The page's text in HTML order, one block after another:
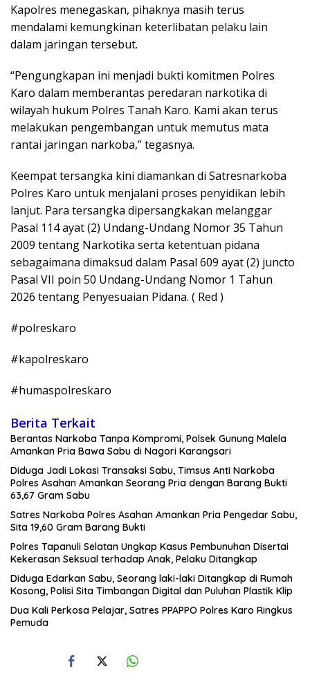
Kapolres menegaskan, pihaknya masih terus
mendalami kemungkinan keterlibatan pelaku lain
dalam jaringan tersebut.
“Pengungkapan ini menjadi bukti komitmen Polres
Karo dalam memberantas peredaran narkotika di
wilayah hukum Polres Tanah Karo. Kami akan terus
melakukan pengembangan untuk memutus mata
rantai jaringan narkoba,” tegasnya.
Keempat tersangka kini diamankan di Satresnarkoba
Polres Karo untuk menjalani proses penyidikan lebih
lanjut. Para tersangka dipersangkakan melanggar
Pasal 114 ayat (2) Undang-Undang Nomor 35 Tahun
2009 tentang Narkotika serta ketentuan pidana
sebagaimana dimaksud dalam Pasal 609 ayat (2) juncto
Pasal VII poin 50 Undang-Undang Nomor 1 Tahun
2026 tentang Penyesuaian Pidana. ( Red )
#polreskaro
#kapolreskaro
#humaspolreskaro
Berita Terkait
Berantas Narkoba Tanpa Kompromi, Polsek Gunung Malela
Amankan Pria Bawa Sabu di Nagori Karangsari
Diduga Jadi Lokasi Transaksi Sabu, Timsus Anti Narkoba
Polres Asahan Amankan Seorang Pria dengan Barang Bukti
63,67 Gram Sabu
Satres Narkoba Polres Asahan Amankan Pria Pengedar Sabu,
Sita 19,60 Gram Barang Bukti
Polres Tapanuli Selatan Ungkap Kasus Pembunuhan Disertai
Kekerasan Seksual terhadap Anak, Pelaku Ditangkap
Diduga Edarkan Sabu, Seorang laki-laki Ditangkap di Rumah
Kosong, Polisi Sita Timbangan Digital dan Puluhan Plastik Klip
Dua Kali Perkosa Pelajar, Satres PPAPPO Polres Karo Ringkus
Pemuda